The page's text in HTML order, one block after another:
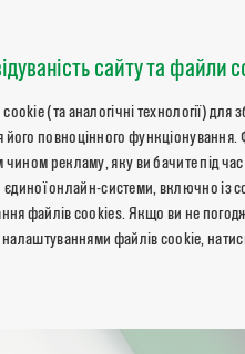
сайту та файли
(та аналогічні технології) для
повноцінного
рекламу, яку ви бачите під
єдиної онлайн-системи, включно
файлів cookies. Якщо ви не
файлів cookie,